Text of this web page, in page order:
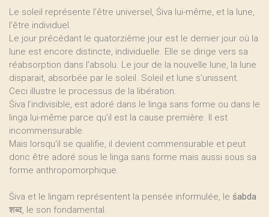
Le soleil représente l’être universel, Śiva lui-même, et la lune,
l’être individuel.
Le jour précédant le quatorzième jour est le dernier jour où la
lune est encore distincte, individuelle. Elle se dirige vers sa
réabsorption dans l’absolu. Le jour de la nouvelle lune, la lune
disparait, absorbée par le soleil. Soleil et lune s’unissent.
Ceci illustre le processus de la libération.
Śiva l’indivisible, est adoré dans le linga sans forme ou dans le
linga lui-même parce qu’il est la cause première. Il est
incommensurable.
Mais lorsqu‘il se qualifie, il devient commensurable et peut
donc être adoré sous le linga sans forme mais aussi sous sa
forme anthropomorphique.
Śiva et le lingam représentent la pensée informulée, le śabda
शब्द, le son fondamental.